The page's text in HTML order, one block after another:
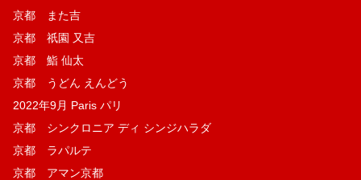
京都 また吉
京都 祇園 又吉
京都 鮨 仙太
京都 うどん えんどう
2022年9月 Paris パリ
京都 シンクロニア ディ シンジハラダ
京都 ラパルテ
京都 アマン京都